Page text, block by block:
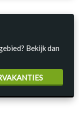
Bekijk dan